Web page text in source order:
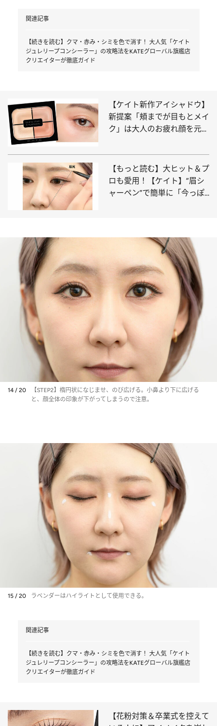
関連記事
【続きを読む】クマ・赤み・シミを色で消す！ 大人気「ケイト
ジュレリープコンシーラー」の攻略法をKATEグローバル旗艦店
クリエイターが徹底ガイド
【ケイト新作アイシャドウ】
新提案「頬までが目もとメイ
ク」は大人のお疲れ顔を元気
級マスカラ”新色も！
【もっと読む】大ヒット＆プ
ロも愛用！【ケイト】“眉シ
ャーペン”で簡単に「今っぽ
14 / 20
【STEP2】楕円状になじませ、のび広げる。小鼻より下に広げる
と、顔全体の印象が下がってしまうので注意。
15 / 20 ラベンダーはハイライトとして使用できる。
関連記事
【続きを読む】クマ・赤み・シミを色で消す！ 大人気「ケイト
ジュレリープコンシーラー」の攻略法をKATEグローバル旗艦店
クリエイターが徹底ガイド
【花粉対策＆卒業式を控えて